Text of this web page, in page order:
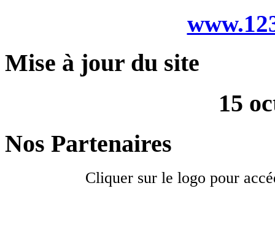
Mise à jour du site
15
Nos Partenaires
Cliquer sur le logo pour